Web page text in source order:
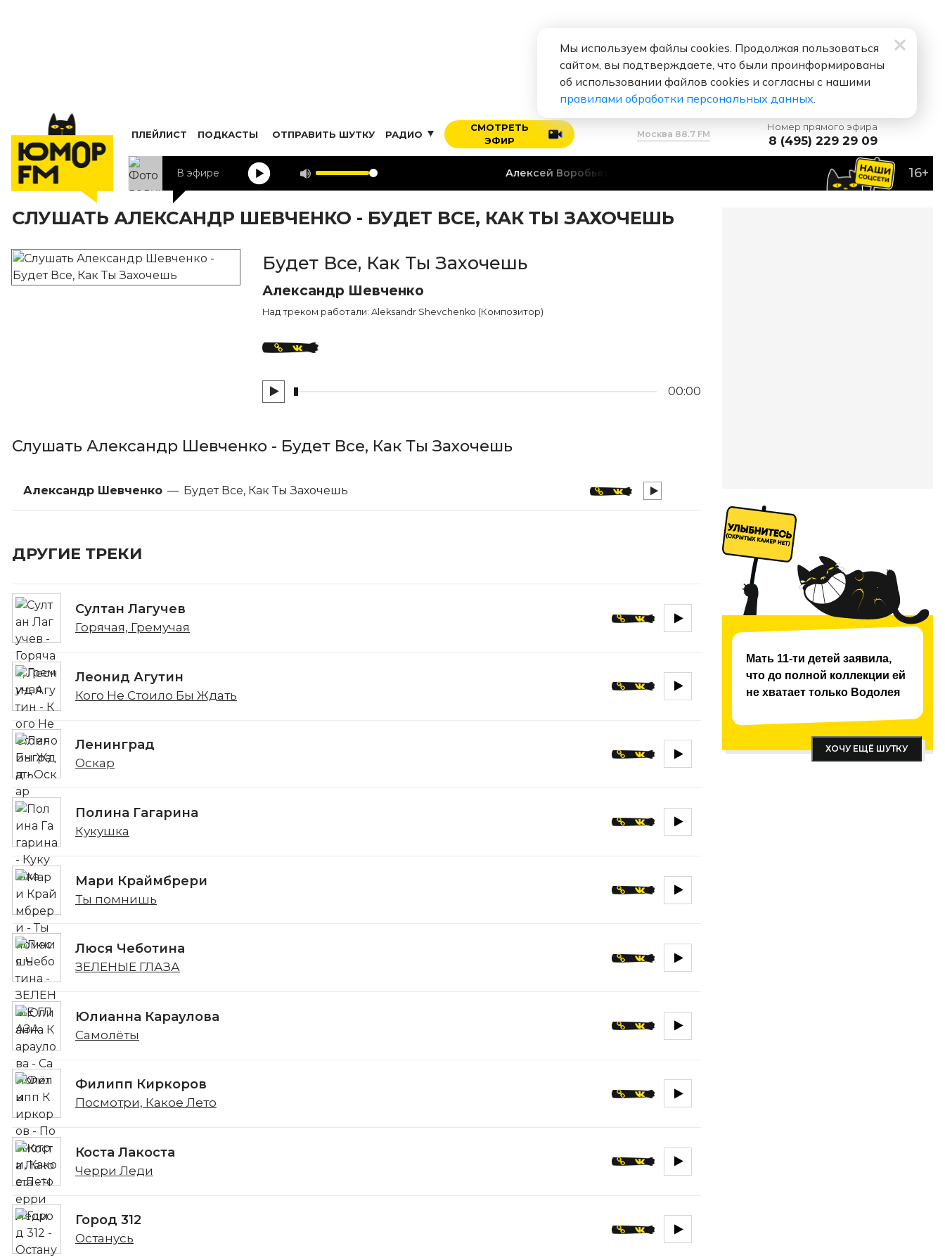
ПЛЕЙЛИСТ ПОДКАСТЫ ОТПРАВИТЬ ШУТКУ РАДИО
СМОТРЕТЬ
ЭФИР
Москва 88.7 FM
Номер прямого эфира
8 (495) 229 29 09
В эфире Алексей Воробьев Я тебя люблю 16+
СЛУШАТЬ АЛЕКСАНДР ШЕВЧЕНКО - БУДЕТ ВСЕ, КАК ТЫ ЗАХОЧЕШЬ
Будет Все, Как Ты Захочешь
Александр Шевченко
Над треком работали: Aleksandr Shevchenko (Композитор)
00:00
Слушать Александр Шевченко - Будет Все, Как Ты Захочешь
Александр Шевченко — Будет Все, Как Ты Захочешь
ДРУГИЕ ТРЕКИ
Султан Лагучев
Горячая, Гремучая
Леонид Агутин
Кого Не Стоило Бы Ждать
Ленинград
Оскар
Полина Гагарина
Кукушка
Мари Краймбрери
Ты помнишь
Люся Чеботина
ЗЕЛЕНЫЕ ГЛАЗА
Юлианна Караулова
Самолёты
Филипп Киркоров
Посмотри, Какое Лето
Коста Лакоста
Черри Леди
Город 312
Останусь
Мать 11-ти детей заявила,
что до полной коллекции ей
не хватает только Водолея
ХОЧУ ЕЩЁ ШУТКУ
Мы используем файлы cookies. Продолжая пользоваться
сайтом, вы подтверждаете, что были проинформированы
об использовании файлов cookies и согласны с нашими
правилами обработки персональных данных.